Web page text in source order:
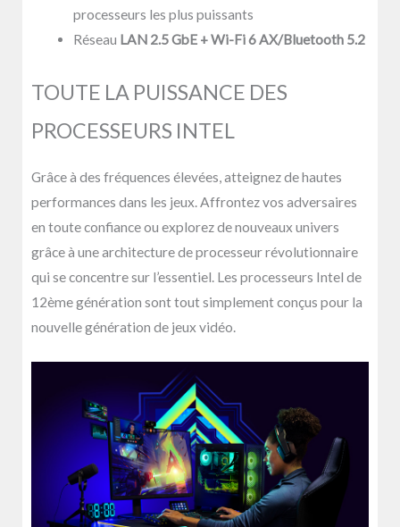
processeurs les plus puissants
Réseau LAN 2.5 GbE + Wi-Fi 6 AX/Bluetooth 5.2
TOUTE LA PUISSANCE DES
PROCESSEURS INTEL
Grâce à des fréquences élevées, atteignez de hautes
performances dans les jeux. Affrontez vos adversaires
en toute confiance ou explorez de nouveaux univers
grâce à une architecture de processeur révolutionnaire
qui se concentre sur l’essentiel. Les processeurs Intel de
12ème génération sont tout simplement conçus pour la
nouvelle génération de jeux vidéo.